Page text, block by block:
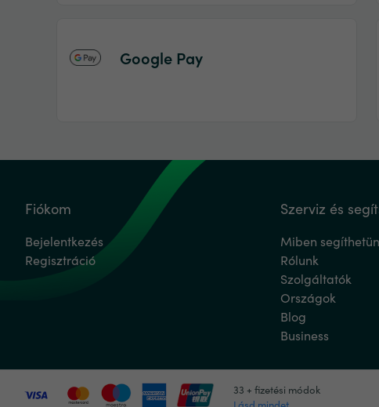
Google Pay
Fiókom
Bejelentkezés
Regisztráció
Szerviz és
Miben
Rólunk
Szolgáltatók
Országok
Blog
Business
33 + fizetési módok